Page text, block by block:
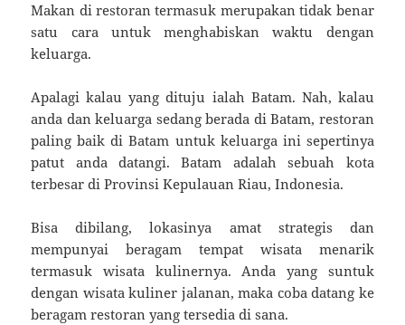
Makan di restoran termasuk merupakan tidak benar
satu cara untuk menghabiskan waktu dengan
keluarga.
Apalagi kalau yang dituju ialah Batam. Nah, kalau
anda dan keluarga sedang berada di Batam, restoran
paling baik di Batam untuk keluarga ini sepertinya
patut anda datangi. Batam adalah sebuah kota
terbesar di Provinsi Kepulauan Riau, Indonesia.
Bisa dibilang, lokasinya amat strategis dan
mempunyai beragam tempat wisata menarik
termasuk wisata kulinernya. Anda yang suntuk
dengan wisata kuliner jalanan, maka coba datang ke
beragam restoran yang tersedia di sana.